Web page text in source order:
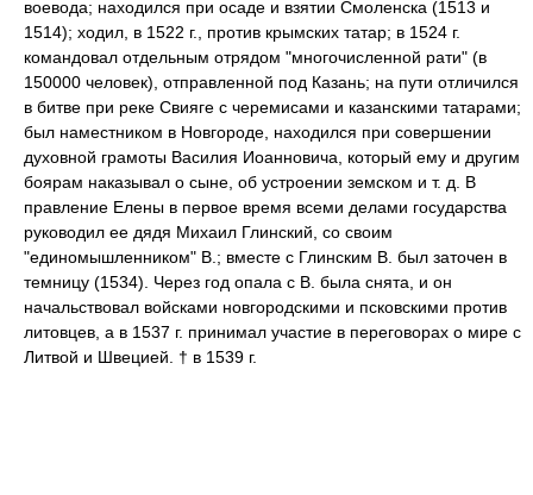
воевода; находился при осаде и взятии Смоленска (1513 и
1514); ходил, в 1522 г., против крымских татар; в 1524 г.
командовал отдельным отрядом "многочисленной рати" (в
150000 человек), отправленной под Казань; на пути отличился
в битве при реке Свияге с черемисами и казанскими татарами;
был наместником в Новгороде, находился при совершении
духовной грамоты Василия Иоанновича, который ему и другим
боярам наказывал о сыне, об устроении земском и т. д. В
правление Елены в первое время всеми делами государства
руководил ее дядя Михаил Глинский, со своим
"единомышленником" В.; вместе с Глинским В. был заточен в
темницу (1534). Через год опала с В. была снята, и он
начальствовал войсками новгородскими и псковскими против
литовцев, а в 1537 г. принимал участие в переговорах о мире с
Литвой и Швецией. † в 1539 г.